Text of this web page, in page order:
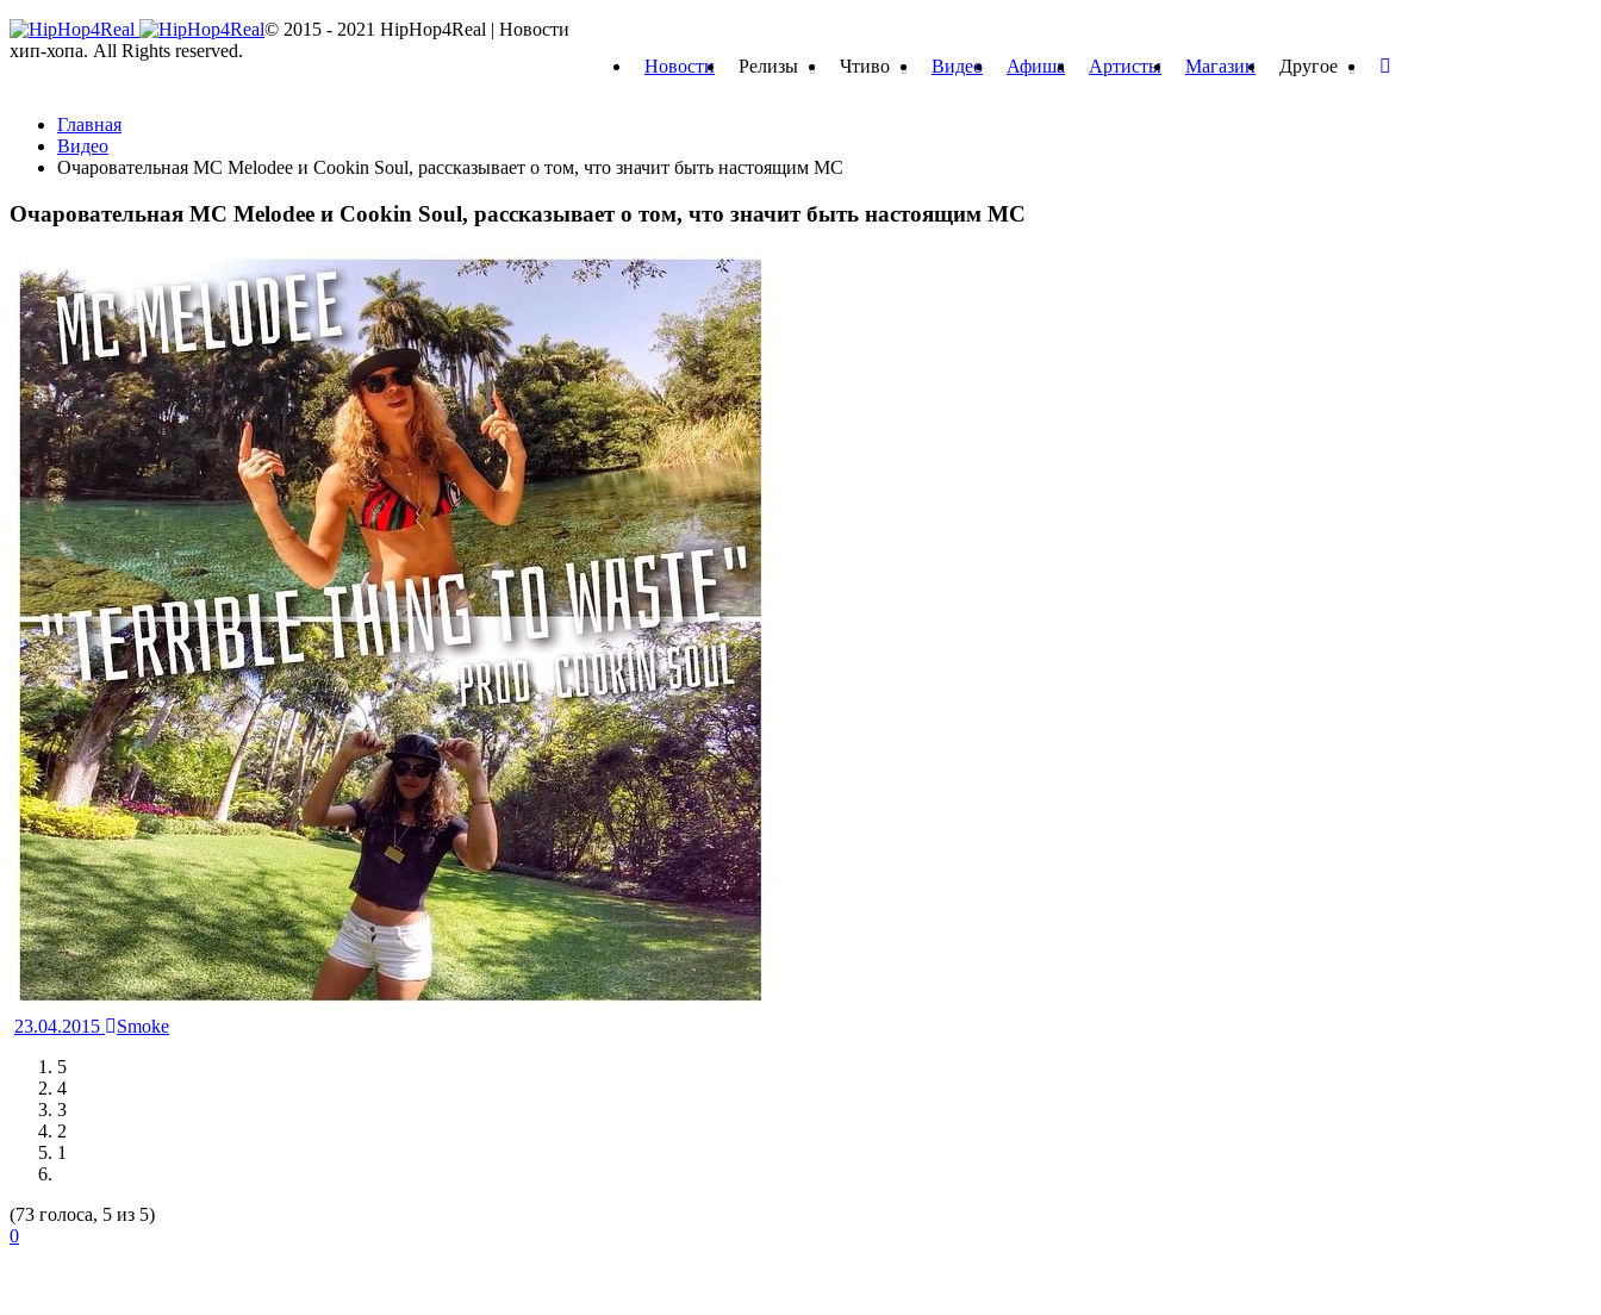
Новости Релизы Чтиво Видео Афиша Артисты Магазин Другое
Главная
Видео
Очаровательная MC Melodee и Cookin Soul, рассказывает о том, что значит быть настоящим МС
Очаровательная MC Melodee и Cookin Soul, рассказывает о том, что значит быть настоящим МС
23.04.2015
Smoke
5
4
3
2
1
(73 голоса, 5 из 5)
0
© 2015 - 2021 HipHop4Real | Новости
хип-хопа. All Rights reserved.